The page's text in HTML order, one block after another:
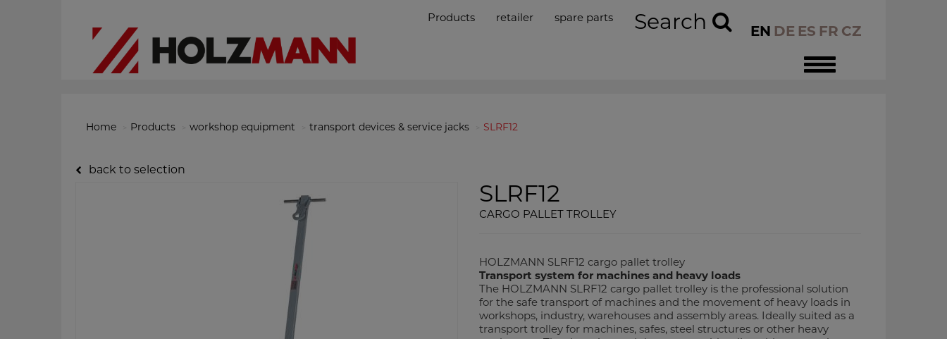
Toggle
navigation
EN DE ES FR CZ
Products retailer spare parts Search
Home Products workshop equipment transport devices & service jacks SLRF12
back to selection
SLRF12
CARGO PALLET TROLLEY
HOLZMANN SLRF12 cargo pallet trolley
Transport system for machines and heavy loads
The HOLZMANN SLRF12 cargo pallet trolley is the professional solution
for the safe transport of machines and the movement of heavy loads in
workshops, industry, warehouses and assembly areas. Ideally suited as a
transport trolley for machines, safes, steel structures or other heavy